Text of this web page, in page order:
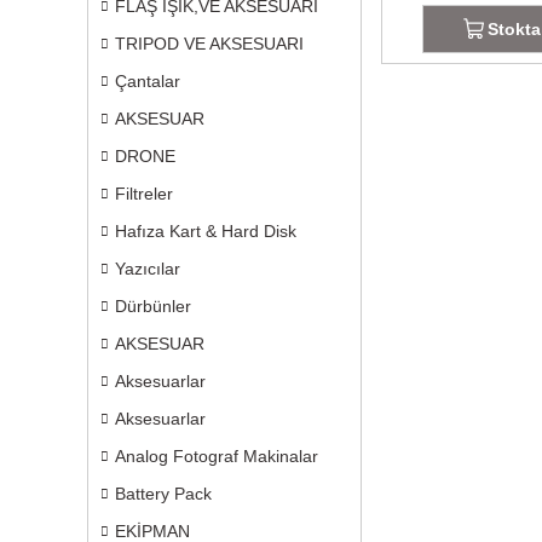
FLAŞ IŞIK,VE AKSESUARI
TRIPOD VE AKSESUARI
Çantalar
AKSESUAR
DRONE
Filtreler
Hafıza Kart & Hard Disk
Yazıcılar
Dürbünler
AKSESUAR
Aksesuarlar
Aksesuarlar
Analog Fotograf Makinalar
Battery Pack
EKİPMAN